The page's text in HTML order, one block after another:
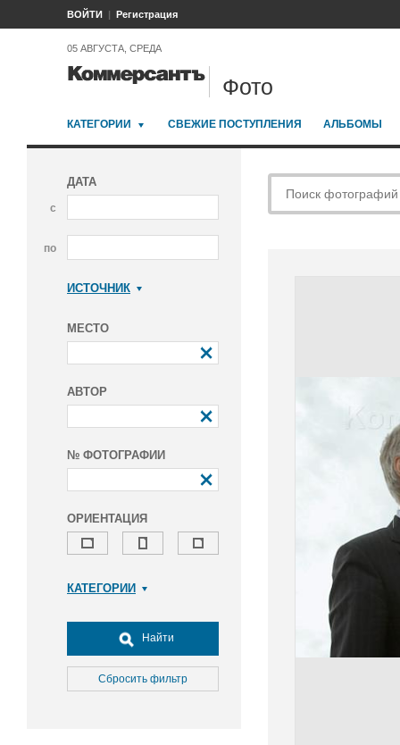
ВОЙТИ Регистрация
05 АВГУСТА, СРЕДА
Фото
КАТЕГОРИИ СВЕЖИЕ ПОСТУПЛЕНИЯ АЛЬБОМЫ
ДАТА
с
по
ИСТОЧНИК
МЕСТО
АВТОР
№ ФОТОГРАФИИ
ОРИЕНТАЦИЯ
КАТЕГОРИИ
Досуг, туризм и отдых
Культура
Медицина
Найти
Сбросить фильтр